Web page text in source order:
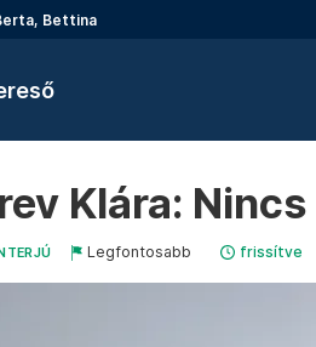
Bettina
Klára:
Legfontosabb frissítve